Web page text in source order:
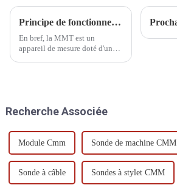
Principe de fonctionnement et caractéristiques de performance de la CMM
En bref, la MMT est un
appareil de mesure doté d'un
permettant de placer la pièce.
Recherche Associée
Module Cmm Sonde de machine CMM
Sonde à câble Sondes à stylet CMM